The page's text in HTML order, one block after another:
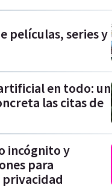
películas, series y
en todo: un
las citas de
incógnito y
para